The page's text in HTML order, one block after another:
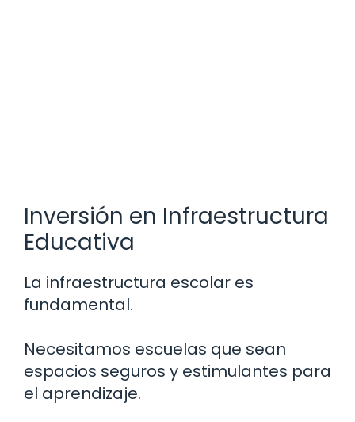
Inversión en Infraestructura
Educativa
La infraestructura escolar es
fundamental.
Necesitamos escuelas que sean
espacios seguros y estimulantes para
el aprendizaje.